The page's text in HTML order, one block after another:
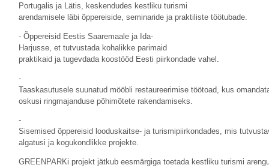
Portugalis ja Lätis, keskendudes kestliku turismi
arendamisele läbi õppereiside, seminaride ja praktiliste töötubade.
- Õppereisid Eestis Saaremaale ja Ida-
Harjusse, et tutvustada kohalikke parimaid
praktikaid ja tugevdada koostööd Eesti piirkondade vahel.
-
Taaskasutusele suunatud mööbli restaureerimise töötoad, kus
oskusi ringmajanduse põhimõtete rakendamiseks.
-
Sisemised õppereisid looduskaitse- ja turismipiirkondades, mis
algatusi ja kogukondlikke projekte.
GREENPARKi projekt jätkub eesmärgiga toetada kestliku turismi